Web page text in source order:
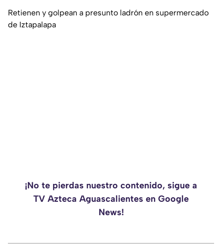
Retienen y golpean a presunto ladrón en supermercado
de Iztapalapa
¡No te pierdas nuestro contenido, sigue a
TV Azteca Aguascalientes en Google
News!